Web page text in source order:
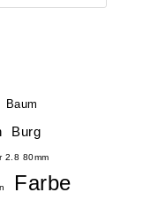
Baum
Burg
2.8 80mm
Farbe